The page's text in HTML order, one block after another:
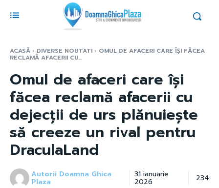
ACASĂ DIVERSE NOUTATI OMUL DE AFACERI CARE ÎȘI FĂCEA
RECLAMĂ AFACERII CU...
Omul de afaceri care își
făcea reclamă afacerii cu
dejecții de urs plănuiește
să creeze un rival pentru
DraculaLand
Autorii Doamna Ghica
Plaza
31 ianuarie
2026 234